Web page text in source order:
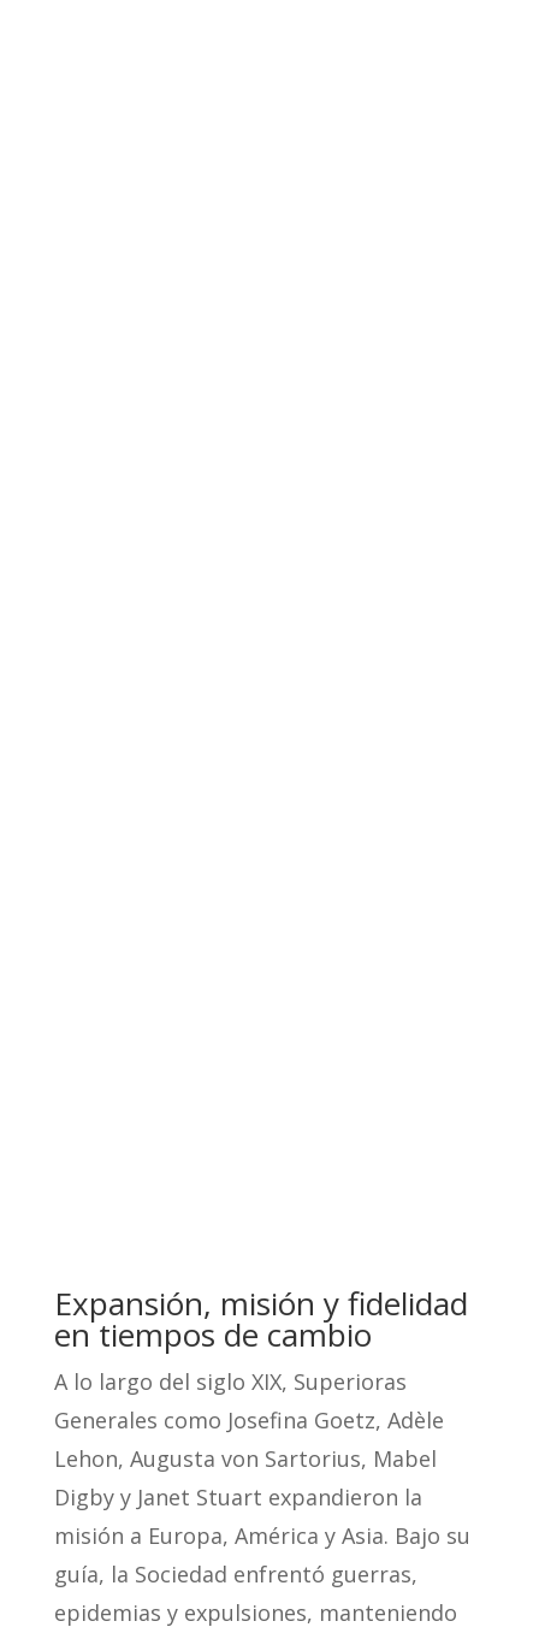
Expansión, misión y fidelidad
en tiempos de cambio
A lo largo del siglo XIX, Superioras
Generales como Josefina Goetz, Adèle
Lehon, Augusta von Sartorius, Mabel
Digby y Janet Stuart expandieron la
misión a Europa, América y Asia. Bajo su
guía, la Sociedad enfrentó guerras,
epidemias y expulsiones, manteniendo